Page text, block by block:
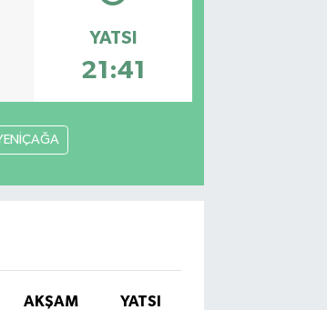
YATSI
21:41
AKŞAM
YATSI